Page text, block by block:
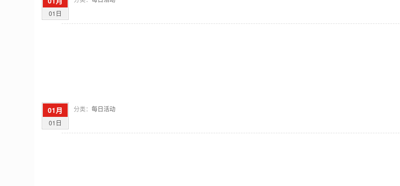
01日
01月
01日
分类： 每日活动